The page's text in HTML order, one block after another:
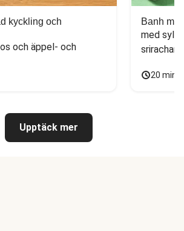
kyckling och
och äppel- och
Banh mi-
med
20
Upptäck mer